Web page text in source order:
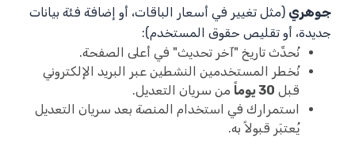
جوهري (مثل تغيير في أسعار الباقات، أو إضافة فئة بيانات
جديدة، أو تقليص حقوق المستخدم):
نُحدِّث تاريخ "آخر تحديث" في أعلى الصفحة.
نُخطر المستخدمين النشطين عبر البريد الإلكتروني
قبل 30 يوماً
من سريان التعديل.
استمرارك في استخدام المنصة بعد سريان التعديل
يُعتبَر قبولاً به.